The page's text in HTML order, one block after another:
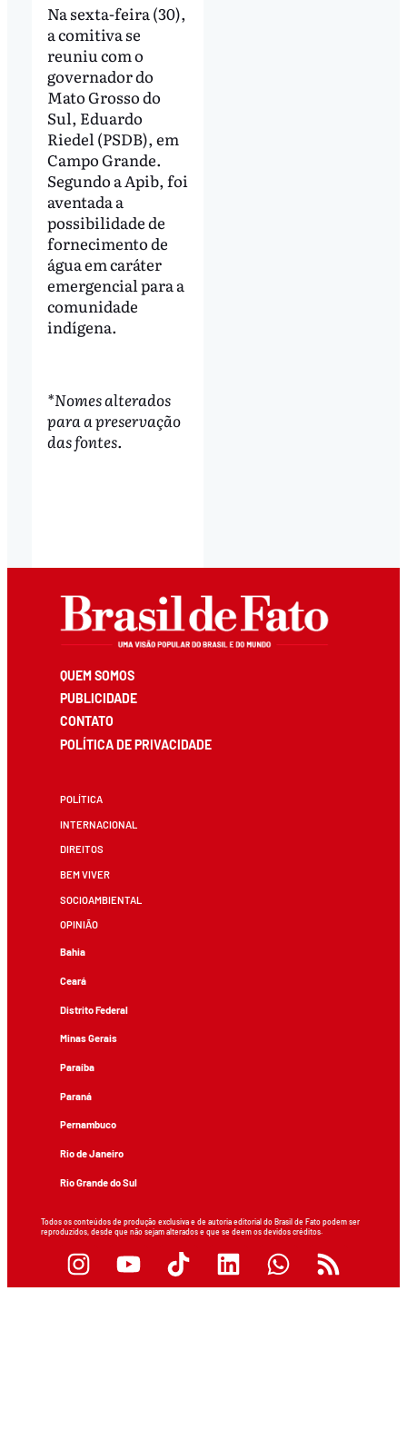
Na sexta-feira (30),
a comitiva se
reuniu com o
governador do
Mato Grosso do
Sul, Eduardo
Riedel (PSDB), em
Campo Grande.
Segundo a Apib, foi
aventada a
possibilidade de
fornecimento de
água em caráter
emergencial para a
comunidade
indígena.
*Nomes alterados
para a preservação
das fontes.
QUEM SOMOS
PUBLICIDADE
CONTATO
POLÍTICA DE PRIVACIDADE
POLÍTICA
INTERNACIONAL
DIREITOS
BEM VIVER
SOCIOAMBIENTAL
OPINIÃO
Bahia
Ceará
Distrito Federal
Minas Gerais
Paraíba
Paraná
Pernambuco
Rio de Janeiro
Rio Grande do Sul
Todos os conteúdos de produção exclusiva e de autoria editorial do Brasil de Fato podem ser
reproduzidos, desde que não sejam alterados e que se deem os devidos créditos.